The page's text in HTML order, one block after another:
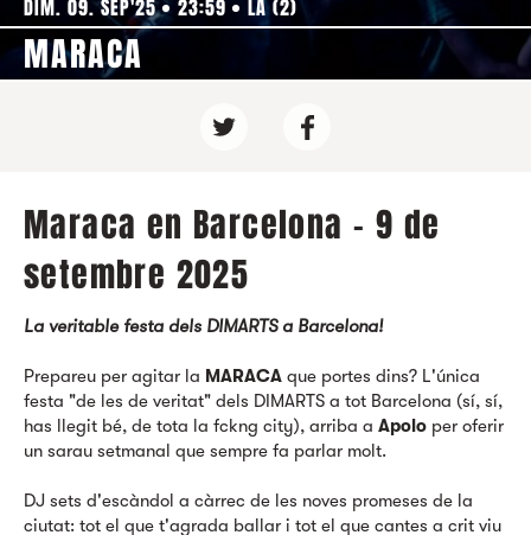
DIM. 09. SEP'25 23:59 LA (2)
MARACA
Maraca en Barcelona - 9 de
setembre 2025
La veritable festa dels DIMARTS a Barcelona!
Prepareu per agitar la MARACA que portes dins? L'única
festa "de les de veritat" dels DIMARTS a tot Barcelona (sí, sí,
has llegit bé, de tota la fckng city), arriba a Apolo per oferir
un sarau setmanal que sempre fa parlar molt.
DJ sets d'escàndol a càrrec de les noves promeses de la
ciutat: tot el que t'agrada ballar i tot el que cantes a crit viu